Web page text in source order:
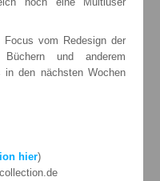
vom Redesign der
und anderem
in den nächsten Wochen
hier)